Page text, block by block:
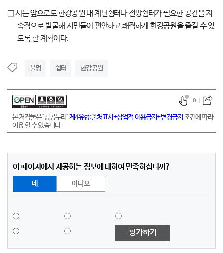
□ 시는 앞으로도 한강공원 내 계단쉼터나 전망쉼터가 필요한 공간을 지
속적으로 발굴해 시민들이 편안하고 쾌적하게 한강공원을 즐길 수 있
도록 할 계획이다.
물멍 쉼터 한강공원
본 저작물은 "공공누리"제4유형:출처표시+상업적 이용금지+변경금지 조건에 따라
이용 할 수 있습니다.
0
이 페이지에서 제공하는 정보에 대하여 만족하십니까?
네 아니오
평가하기